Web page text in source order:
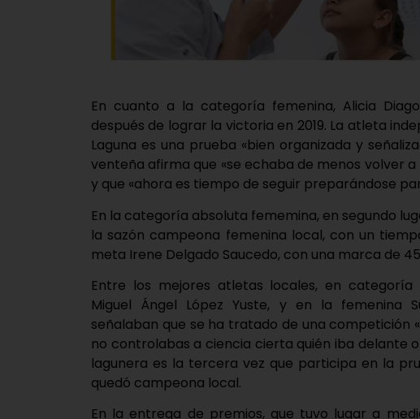
En cuanto a la categoría femenina, Alicia
después de lograr la victoria en 2019. La atleta
Laguna es una prueba «bien organizada y
venteña afirma que «se echaba de menos volver
y que «ahora es tiempo de seguir preparándose
En la categoría absoluta fememina, en segundo
la sazón campeona femenina local, con un
meta Irene Delgado Saucedo, con una marca de
Entre los mejores atletas locales, en
Miguel Ángel López Yuste, y en la femenina
señalaban que se ha tratado de una competición
no controlabas a ciencia cierta quién iba delante
lagunera es la tercera vez que participa en la
quedó campeona local.
En la entrega de premios, que tuvo lugar a